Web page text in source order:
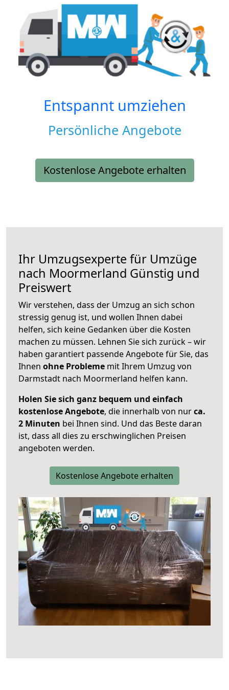
Entspannt umziehen
Persönliche Angebote
Kostenlose Angebote erhalten
Ihr Umzugsexperte für Umzüge
nach Moormerland Günstig und
Preiswert
Wir verstehen, dass der Umzug an sich schon
stressig genug ist, und wollen Ihnen dabei
helfen, sich keine Gedanken über die Kosten
machen zu müssen. Lehnen Sie sich zurück – wir
haben garantiert passende Angebote für Sie, das
Ihnen ohne Probleme mit Ihrem Umzug von
Darmstadt nach Moormerland helfen kann.
Holen Sie sich ganz bequem und einfach
kostenlose Angebote, die innerhalb von nurca.
2 Minuten bei Ihnen sind. Und das Beste daran
ist, dass all dies zu erschwinglichen Preisen
angeboten werden.
Kostenlose Angebote erhalten